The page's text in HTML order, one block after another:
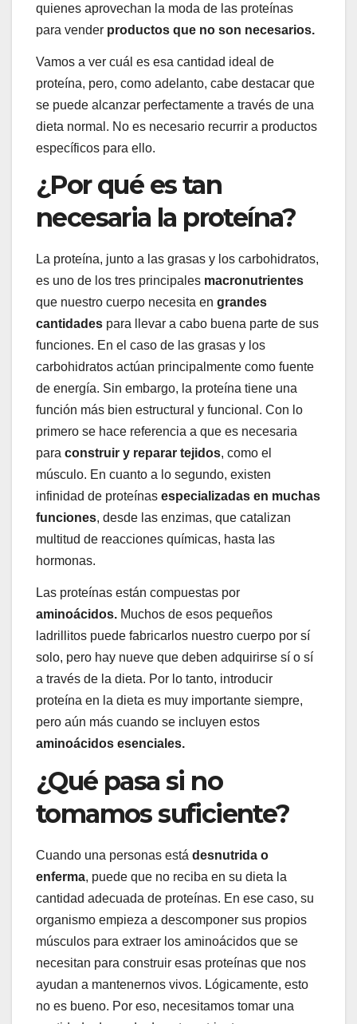
quienes aprovechan la moda de las proteínas
para vender productos que no son necesarios.
Vamos a ver cuál es esa cantidad ideal de
proteína, pero, como adelanto, cabe destacar que
se puede alcanzar perfectamente a través de una
dieta normal. No es necesario recurrir a productos
específicos para ello.
¿Por qué es tan
necesaria la proteína?
La proteína, junto a las grasas y los carbohidratos,
es uno de los tres principales macronutrientes
que nuestro cuerpo necesita en grandes
cantidades para llevar a cabo buena parte de sus
funciones. En el caso de las grasas y los
carbohidratos actúan principalmente como fuente
de energía. Sin embargo, la proteína tiene una
función más bien estructural y funcional. Con lo
primero se hace referencia a que es necesaria
para construir y reparar tejidos, como el
músculo. En cuanto a lo segundo, existen
infinidad de proteínas especializadas en muchas
funciones, desde las enzimas, que catalizan
multitud de reacciones químicas, hasta las
hormonas.
Las proteínas están compuestas por
aminoácidos. Muchos de esos pequeños
ladrillitos puede fabricarlos nuestro cuerpo por sí
solo, pero hay nueve que deben adquirirse sí o sí
a través de la dieta. Por lo tanto, introducir
proteína en la dieta es muy importante siempre,
pero aún más cuando se incluyen estos
aminoácidos esenciales.
¿Qué pasa si no
tomamos suficiente?
Cuando una personas está desnutrida o
enferma, puede que no reciba en su dieta la
cantidad adecuada de proteínas. En ese caso, su
organismo empieza a descomponer sus propios
músculos para extraer los aminoácidos que se
necesitan para construir esas proteínas que nos
ayudan a mantenernos vivos. Lógicamente, esto
no es bueno. Por eso, necesitamos tomar una